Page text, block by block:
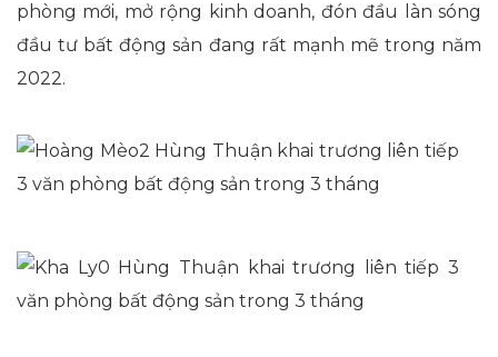
phòng mới, mở rộng kinh doanh, đón đầu làn sóng
đầu tư bất động sản đang rất mạnh mẽ trong năm
2022.